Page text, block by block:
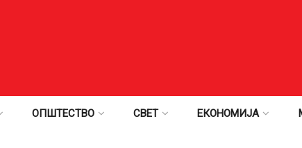
ОПШТЕСТВО СВЕТ ЕКОНОМИЈА